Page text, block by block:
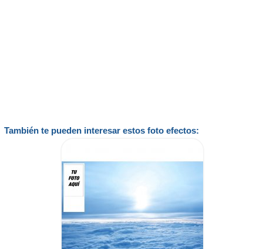
También te pueden interesar estos foto efectos: